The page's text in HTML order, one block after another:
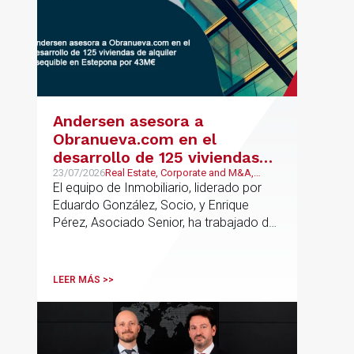
Andersen asesora a
Obranueva.com en el
desarrollo de 125 viviendas
de alquiler asequible en
Estepona por 43M€
23/07/2026Real Estate, Corporate and M&A,
Público y Regulatorio
El equipo de Inmobiliario, liderado por
Eduardo González, Socio, y Enrique
Pérez, Asociado Senior, ha trabajado de
Cañadas, Socio y Teresa García,
Jaime, Asociado Sénior de Público de la
oficina de Málaga. Andersen ha
desplegado un asesoramiento
LEER MÁS >>